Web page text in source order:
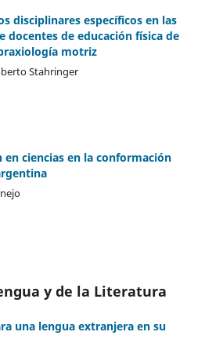
disciplinares específicos en las
docentes de educación física de
motriz
Stahringer
en ciencias en la conformación
y de la Literatura
una lengua extranjera en su